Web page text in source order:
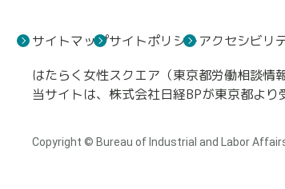
サイトマップサイトポリシーアクセシビリ
はたらく女性スクエア（東京都労働相談
当サイトは、株式会社日経BPが東京都より
Copyright © Bureau of Industrial and Labor